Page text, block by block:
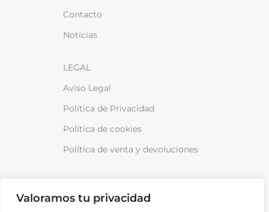
Valoramos tu privacidad
Contacto
Noticias
LEGAL
Aviso Legal
Política de Privacidad
Política de cookies
Política de venta y devoluciones